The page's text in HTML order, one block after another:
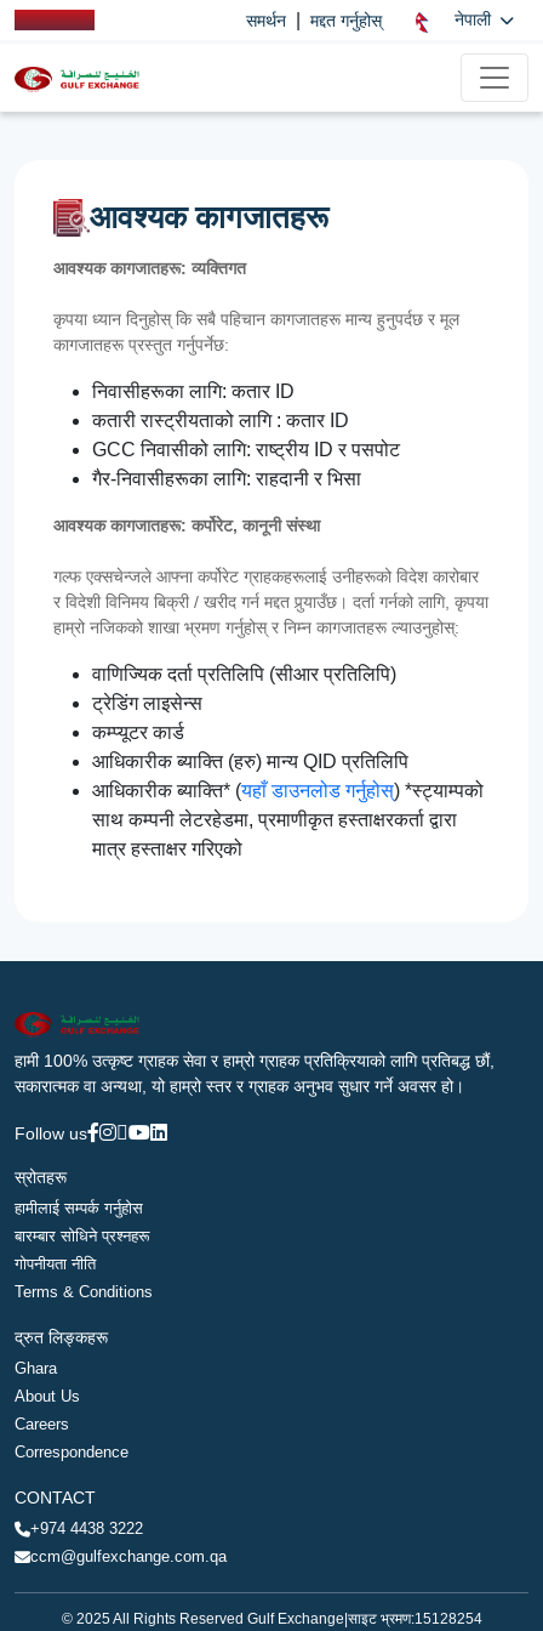
समर्थन मद्दत गर्नुहोस् नेपाली
आवश्यक कागजातहरू
आवश्यक कागजातहरू: व्यक्तिगत
कृपया ध्यान दिनुहोस् कि सबै पहिचान कागजातहरू मान्य हुनुपर्दछ र मूल
कागजातहरू प्रस्तुत गर्नुपर्नेछ:
निवासीहरूका लागि: कतार ID
कतारी रास्ट्रीयताको लागि : कतार ID
GCC निवासीको लागि: राष्ट्रीय ID र पसपोट
गैर-निवासीहरूका लागि: राहदानी र भिसा
आवश्यक कागजातहरू: कर्पोरेट, कानूनी संस्था
गल्फ एक्सचेन्जले आफ्ना कर्पोरेट ग्राहकहरूलाई उनीहरूको विदेश कारोबार
र विदेशी विनिमय बिक्री / खरीद गर्न मद्दत पुर्‍याउँछ। दर्ता गर्नको लागि, कृपया
हाम्रो नजिकको शाखा भ्रमण गर्नुहोस् र निम्न कागजातहरू ल्याउनुहोस्:
वाणिज्यिक दर्ता प्रतिलिपि (सीआर प्रतिलिपि)
ट्रेडिंग लाइसेन्स
कम्प्यूटर कार्ड
आधिकारीक ब्याक्ति (हरु) मान्य QID प्रतिलिपि
आधिकारीक ब्याक्ति* (यहाँ डाउनलोड गर्नुहोस्) *स्ट्याम्पको
साथ कम्पनी लेटरहेडमा, प्रमाणीकृत हस्ताक्षरकर्ता द्वारा
मात्र हस्ताक्षर गरिएको
हामी 100% उत्कृष्ट ग्राहक सेवा र हाम्रो ग्राहक प्रतिक्रियाको लागि प्रतिबद्ध छौं,
सकारात्मक वा अन्यथा, यो हाम्रो स्तर र ग्राहक अनुभव सुधार गर्ने अवसर हो।
Follow us
स्रोतहरू
हामीलाई सम्पर्क गर्नुहोस
बारम्बार सोधिने प्रश्नहरू
गोपनीयता नीति
Terms & Conditions
द्रुत लिङ्कहरू
Ghara
About Us
Careers
Correspondence
CONTACT
+974 4438 3222
ccm@gulfexchange.com.qa
© 2025 All Rights Reserved Gulf Exchange साइट भ्रमण:15128254